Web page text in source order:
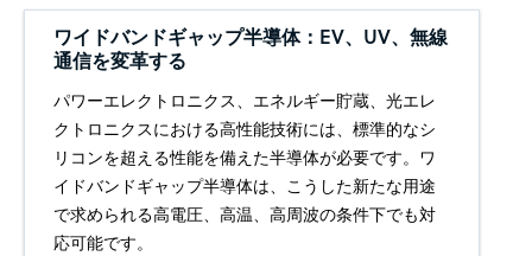
ワイドバンドギャップ半導体：EV、UV、無線
通信を変革する
パワーエレクトロニクス、エネルギー貯蔵、光エレ
クトロニクスにおける高性能技術には、標準的なシ
リコンを超える性能を備えた半導体が必要です。ワ
イドバンドギャップ半導体は、こうした新たな用途
で求められる高電圧、高温、高周波の条件下でも対
応可能です。